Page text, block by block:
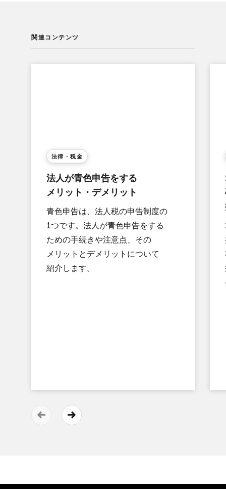
関連コンテンツ
法律・税金
法人が​青色申告を​する​
メリット・デメリット
青色申告は、​​法人税の​​申告制度の​​
1つです。​法人が​青色申告を​する​
ための​手続きや​注意点、​その​
メリットと​デメリットに​ついて​
紹介します。